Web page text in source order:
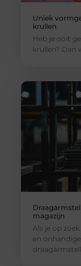
Uniek
krullen
Heb je ooit
krullen? Dan
magazijn
Als je op
en